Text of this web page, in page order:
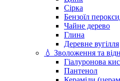
Сірка
Бензоїл
Чайне дерево
Глина
Деревне вугілля
💧 Зволоження та
Гіалуронова
Пантенол